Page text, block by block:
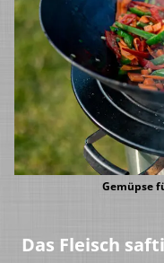
Gemüpse
Das Fleisch